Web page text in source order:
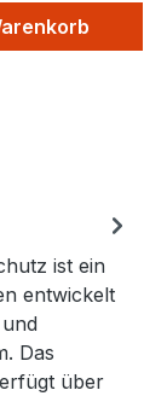
ist ein
entwickelt
Das
über